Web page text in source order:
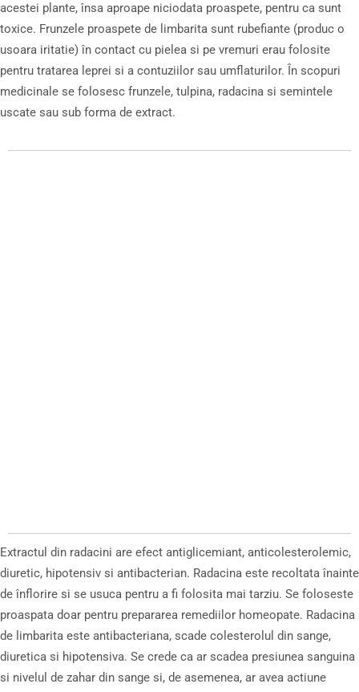
acestei plante, însa aproape niciodata proaspete, pentru ca sunt
toxice. Frunzele proaspete de limbarita sunt rubefiante (produc o
usoara iritatie) în contact cu pielea si pe vremuri erau folosite
pentru tratarea leprei si a contuziilor sau umflaturilor. În scopuri
medicinale se folosesc frunzele, tulpina, radacina si semintele
uscate sau sub forma de extract.
Extractul din radacini are efect antiglicemiant, anticolesterolemic,
diuretic, hipotensiv si antibacterian. Radacina este recoltata înainte
de înflorire si se usuca pentru a fi folosita mai tarziu. Se foloseste
proaspata doar pentru prepararea remediilor homeopate. Radacina
de limbarita este antibacteriana, scade colesterolul din sange,
diuretica si hipotensiva. Se crede ca ar scadea presiunea sanguina
si nivelul de zahar din sange si, de asemenea, ar avea actiune